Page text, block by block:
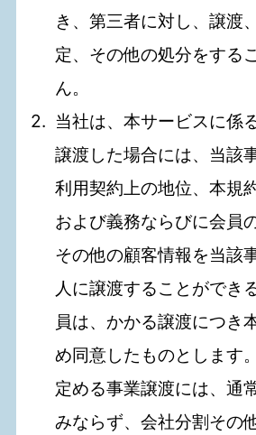
き、第三者に対し、譲渡
定、その他の処分をする
ん。
当社は、本サービスに係
譲渡した場合には、当該
利用契約上の地位、本規
および義務ならびに会員
その他の顧客情報を当該
人に譲渡することができ
員は、かかる譲渡につき
め同意したものとします
定める事業譲渡には、通
みならず、会社分割その